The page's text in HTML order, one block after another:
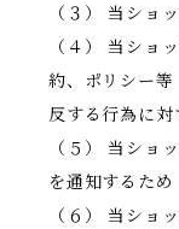
（３） 当ショ
（４） 当ショ
約、ポリシー
反する行為に対
（５） 当ショ
を通知するため
（６） 当ショ